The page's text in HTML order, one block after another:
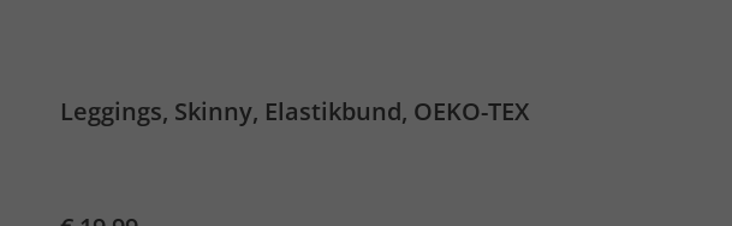
Leggings, Skinny, Elastikbund, OEKO-TEX